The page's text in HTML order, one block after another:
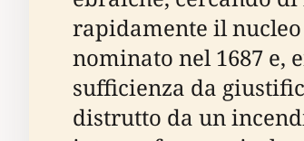
rapidamente il
nominato nel 1687 e,
sufficienza da
distrutto da un